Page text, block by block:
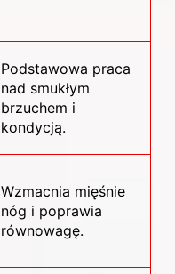
Podstawowa praca
nad smukłym
brzuchem i
kondycją.
Wzmacnia mięśnie
nóg i poprawia
równowagę.